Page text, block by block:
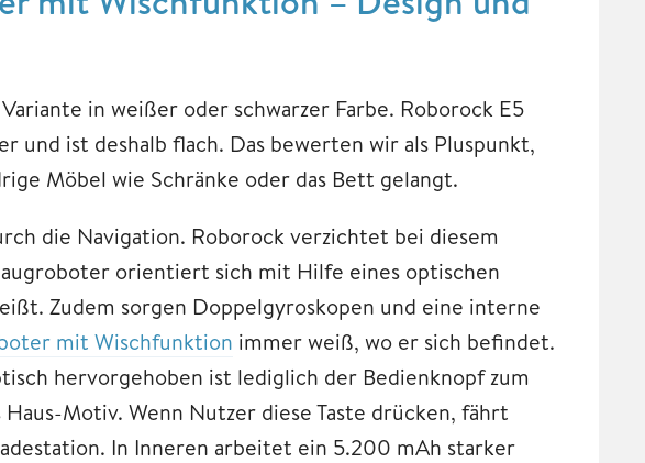
in weißer oder schwarzer Farbe. Roborock E5
und ist deshalb flach. Das bewerten wir als Pluspunkt,
Möbel wie Schränke oder das Bett gelangt.
die Navigation. Roborock verzichtet bei diesem
orientiert sich mit Hilfe eines optischen
Zudem sorgen Doppelgyroskopen und eine interne
mit Wischfunktion immer weiß, wo er sich befindet.
hervorgehoben ist lediglich der Bedienknopf zum
Motiv. Wenn Nutzer diese Taste drücken, fährt
In Inneren arbeitet ein 5.200 mAh starker